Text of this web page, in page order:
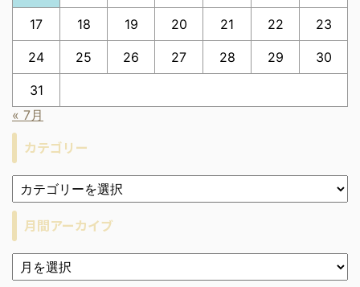
17 18 19 20 21 22 23
24 25 26 27 28 29 30
31
« 7月
カテゴリー
月間アーカイブ
ア
ー